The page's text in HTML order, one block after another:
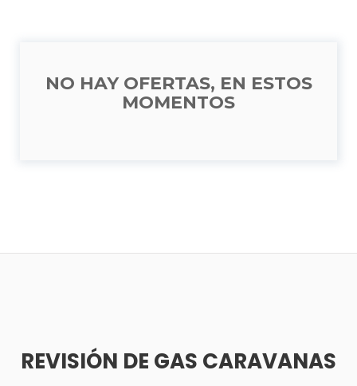
NO HAY OFERTAS, EN ESTOS
MOMENTOS
REVISIÓN DE GAS CARAVANAS